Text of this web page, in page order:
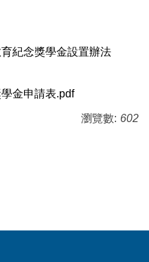
紀念獎學金設置辦法
金申請表.pdf
瀏覽數: 602